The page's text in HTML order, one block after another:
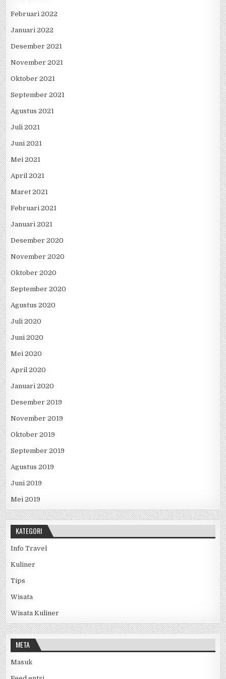
Februari 2022
Januari 2022
Desember 2021
November 2021
Oktober 2021
September 2021
Agustus 2021
Juli 2021
Juni 2021
Mei 2021
April 2021
Maret 2021
Februari 2021
Januari 2021
Desember 2020
November 2020
Oktober 2020
September 2020
Agustus 2020
Juli 2020
Juni 2020
Mei 2020
April 2020
Januari 2020
Desember 2019
November 2019
Oktober 2019
September 2019
Agustus 2019
Juni 2019
Mei 2019
KATEGORI
Info Travel
Kuliner
Tips
Wisata
Wisata Kuliner
META
Masuk